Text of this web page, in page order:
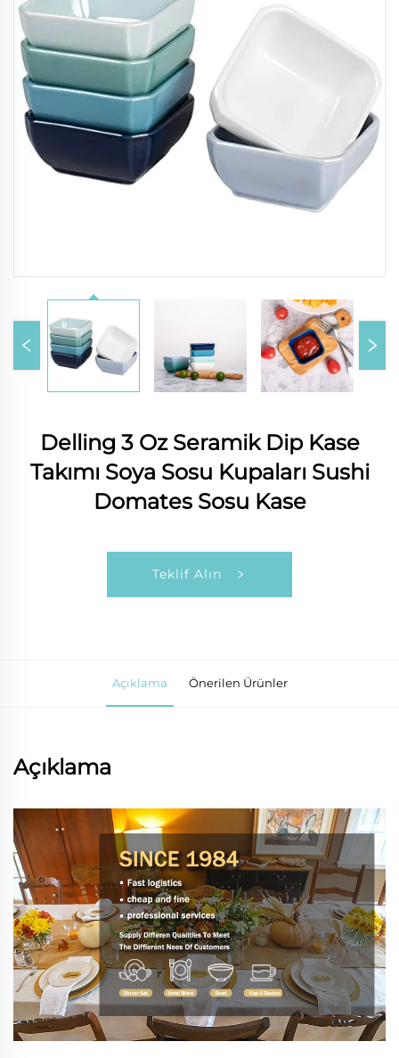
Delling 3 Oz Seramik Dip Kase
Takımı Soya Sosu Kupaları Sushi
Domates Sosu Kase
Teklif Alın
Açıklama Önerilen Ürünler
Açıklama